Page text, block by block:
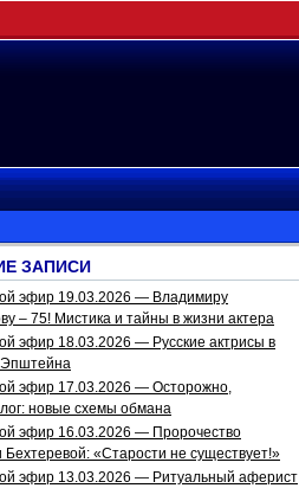
ЗАПИСИ
эфир 19.03.2026 — Владимиру
– 75! Мистика и тайны в жизни актера
эфир 18.03.2026 — Русские актрисы в
эфир 17.03.2026 — Осторожно,
новые схемы обмана
эфир 16.03.2026 — Пророчество
Бехтеревой: «Старости не существует!»
эфир 13.03.2026 — Ритуальный аферист